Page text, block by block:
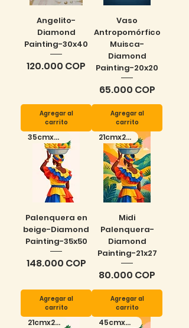
Angelito-
Diamond
Painting-30x40
Precio
120.000 COP
Agregar al
carrito
Vaso
Antropomórfico
Muisca-
Diamond
Painting-20x20
Precio
65.000 COP
Agregar al
carrito
35cmx50cm
Palenquera en
beige-Diamond
Painting-35x50
Precio
148.000 COP
Agregar al
carrito
21cmx27cm
Midi
Palenquera-
Diamond
Painting-21x27
Precio
80.000 COP
Agregar al
carrito
21cmx27cm 45cmx70cm